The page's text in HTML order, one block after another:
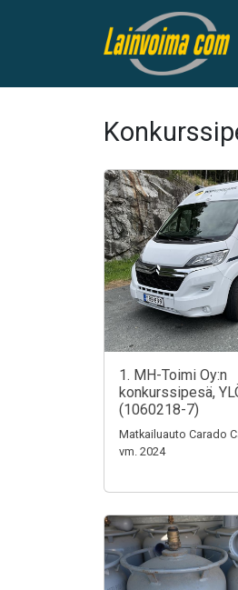
1. MH-Toimi Oy:n
konkurssipesä,
(1060218-7)
Matkailuauto Carado
vm. 2024